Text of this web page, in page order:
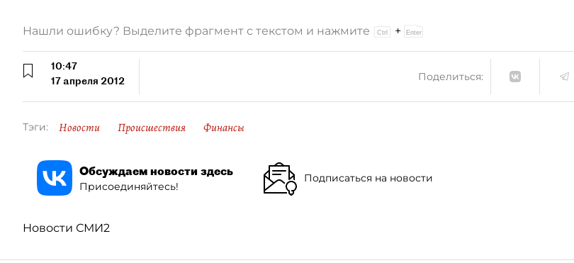
Нашли ошибку? Выделите фрагмент с текстом и нажмите +
10:47
17 апреля 2012
Поделиться:
Тэги: Новости Происшествия Финансы
Обсуждаем новости здесь
Присоединяйтесь!
Подписаться на новости
Новости СМИ2